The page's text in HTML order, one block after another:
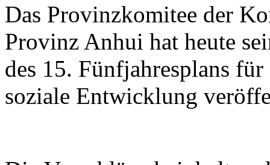
Das Provinzkomitee der
Provinz Anhui hat heute
des 15. Fünfjahresplans
soziale Entwicklung